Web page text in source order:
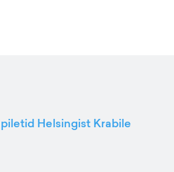
Helsingist Krabile